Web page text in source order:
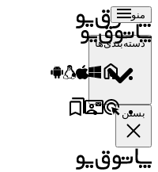
منو
دسته‌بندی‌ها
بستن